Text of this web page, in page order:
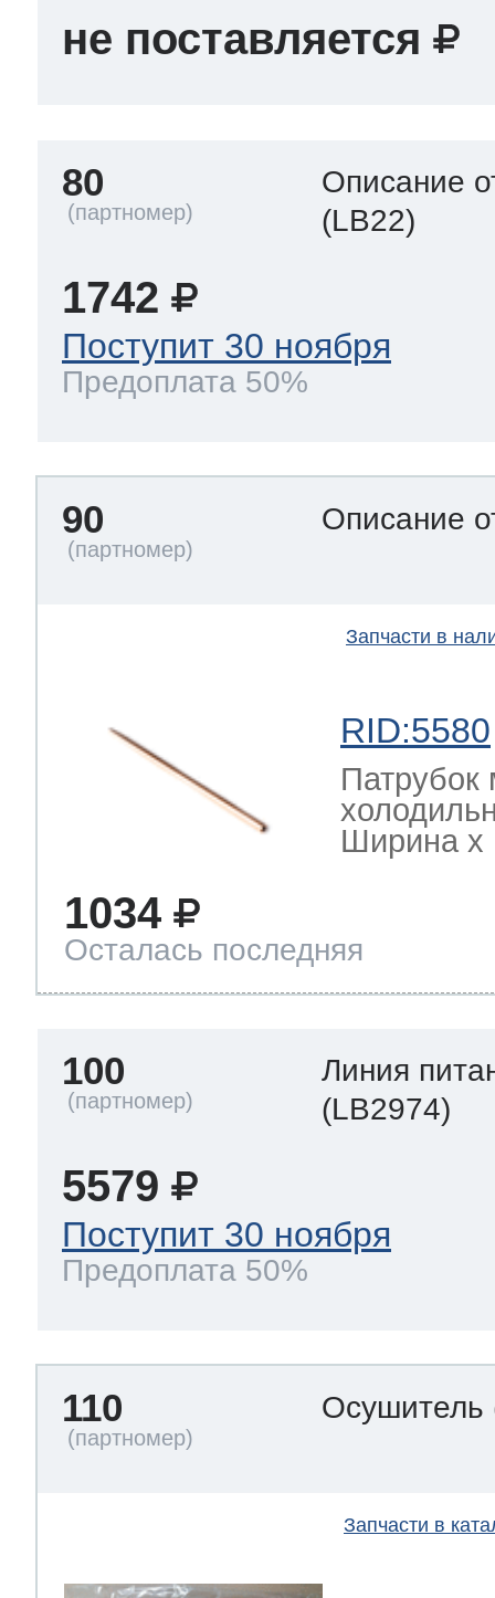
не поставляется
80
Описание
(LB22)
1742
Поступит 30 ноября
Предоплата 50%
90 Описание
Запчасти в
RID:5580
Патрубок
Ширина х
1034
Осталась последняя
100
Линия
(LB2974)
5579
Поступит 30 ноября
Предоплата 50%
110 Осушитель
Запчасти в